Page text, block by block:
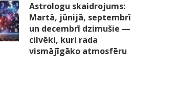
Solvita
Astrologu skaidrojums:
Martā, jūnijā, septembrī
un decembrī dzimušie —
cilvēki, kuri rada
vismājīgāko atmosfēru